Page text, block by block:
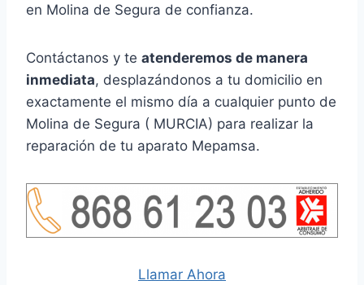
en Molina de Segura de confianza.
Contáctanos y te atenderemos de manera
inmediata, desplazándonos a tu domicilio en
exactamente el mismo día a cualquier punto de
Molina de Segura ( MURCIA) para realizar la
reparación de tu aparato Mepamsa.
Llamar Ahora